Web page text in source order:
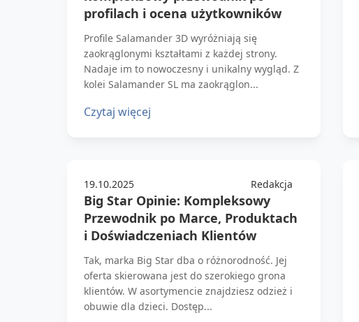
profilach i ocena użytkowników
Profile Salamander 3D wyróżniają się
zaokrąglonymi kształtami z każdej strony.
Nadaje im to nowoczesny i unikalny wygląd. Z
kolei Salamander SL ma zaokrąglon...
Czytaj więcej
19.10.2025 Redakcja
Big Star Opinie: Kompleksowy
Przewodnik po Marce, Produktach
i Doświadczeniach Klientów
Tak, marka Big Star dba o różnorodność. Jej
oferta skierowana jest do szerokiego grona
klientów. W asortymencie znajdziesz odzież i
obuwie dla dzieci. Dostęp...